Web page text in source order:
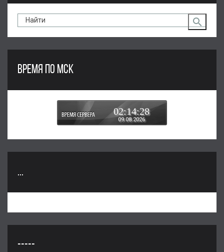
ВРЕМЯ ПО МСК
02:14:28
09.08.2026
...
-----